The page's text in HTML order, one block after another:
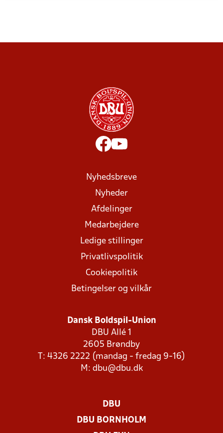
Nyhedsbreve
Nyheder
Afdelinger
Medarbejdere
Ledige stillinger
Privatlivspolitik
Cookiepolitik
Betingelser og vilkår
Dansk Boldspil-Union
DBU Allé 1
2605 Brøndby
T: 4326 2222 (mandag - fredag 9-16)
M: dbu@dbu.dk
DBU
DBU BORNHOLM